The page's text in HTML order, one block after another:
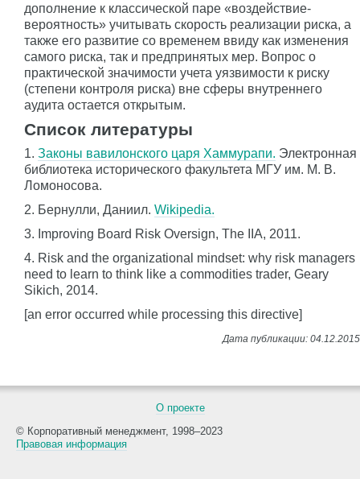
дополнение к классической паре «воздействие-
вероятность» учитывать скорость реализации риска, а
также его развитие со временем ввиду как изменения
самого риска, так и предпринятых мер. Вопрос о
практической значимости учета уязвимости к риску
(степени контроля риска) вне сферы внутреннего
аудита остается открытым.
Список литературы
1. Законы вавилонского царя Хаммурапи. Электронная
библиотека исторического факультета МГУ им. М. В.
Ломоносова.
2. Бернулли, Даниил. Wikipedia.
3. Improving Board Risk Oversign, The IIA, 2011.
4. Risk and the organizational mindset: why risk managers
need to learn to think like a commodities trader, Geary
Sikich, 2014.
[an error occurred while processing this directive]
О проекте
© Корпоративный менеджмент, 1998–2023
Правовая информация